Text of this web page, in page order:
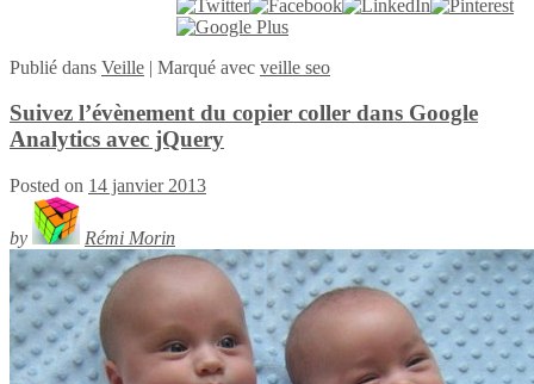
Publié dans Veille | Marqué avec veille seo
Suivez l’évènement du copier coller dans Google
Analytics avec jQuery
Posted on 14 janvier 2013
by Rémi Morin